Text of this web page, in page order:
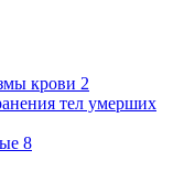
крови 2
тел умерших
8